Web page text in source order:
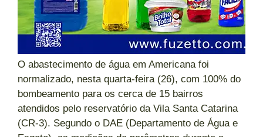
O abastecimento de água em Americana foi
normalizado, nesta quarta-feira (26), com 100% do
bombeamento para os cerca de 15 bairros
atendidos pelo reservatório da Vila Santa Catarina
(CR-3). Segundo o DAE (Departamento de Água e